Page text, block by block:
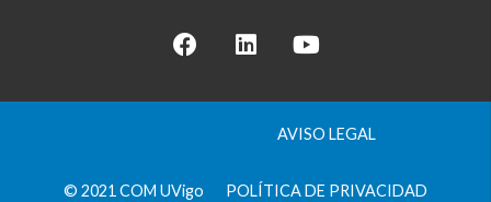
© 2021 COM UVigo
AVISO LEGAL
POLÍTICA DE PRIVACIDAD